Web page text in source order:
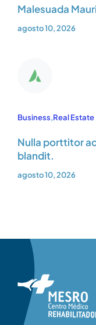
Malesuada
agosto 10, 2026
Business,Real Estate
Nulla porttitor
blandit.
agosto 10, 2026